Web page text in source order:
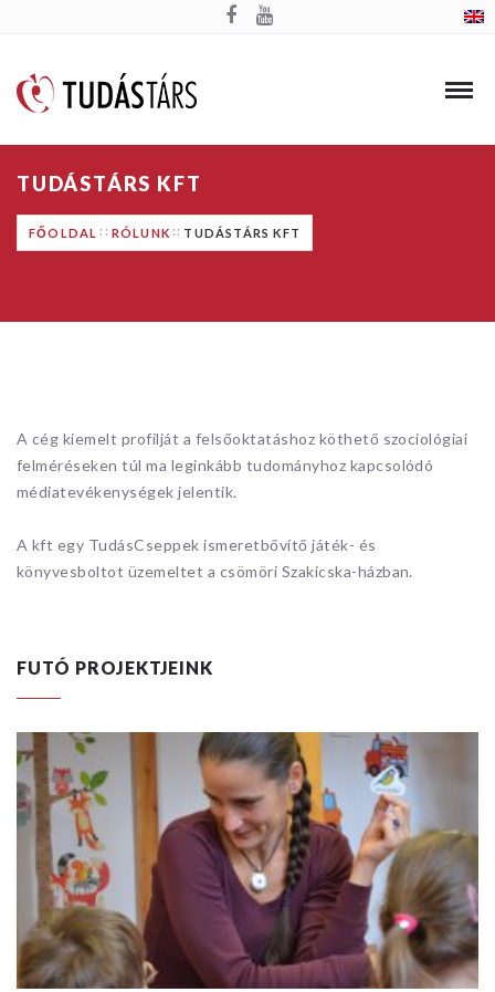
TUDÁSTÁRS KFT
FŐOLDAL RÓLUNK TUDÁSTÁRS KFT
A cég kiemelt profilját a felsőoktatáshoz köthető szociológiai
felméréseken túl ma leginkább tudományhoz kapcsolódó
médiatevékenységek jelentik.
A kft egy TudásCseppek ismeretbővítő játék- és
könyvesboltot üzemeltet a csömöri Szakicska-házban.
FUTÓ PROJEKTJEINK